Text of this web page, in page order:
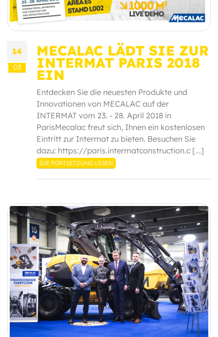
14
03
MECALAC LÄDT SIE ZUR
INTERMAT PARIS 2018
EIN
Entdecken Sie die neuesten Produkte und
Innovationen von MECALAC auf der
INTERMAT vom 23. - 28. April 2018 in
ParisMecalac freut sich, Ihnen ein kostenlosen
Eintritt zur Intermat zu bieten. Besuchen Sie
dazu: https://paris.intermatconstruction.c [...]
DIE FORTSETZUNG LESEN